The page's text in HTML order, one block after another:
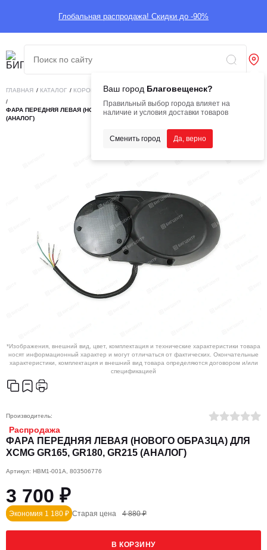
Глобальная распродажа! Скидки до -90%
Ваш город Благовещенск?
Правильный выбор города влияет на
наличие и условия доставки товаров
Сменить город Да, верно
ГЛАВНАЯ / КАТАЛОГ / КОРОБКА
/
ФАРА ПЕРЕДНЯЯ ЛЕВАЯ (НОВОГО ОБРАЗЦА) ДЛЯ XCMG GR165, GR180, GR215
(АНАЛОГ)
*Изображения, внешний вид, цвет, комплектация и технические характеристики товара
носят информационный характер и могут отличаться от фактических. Окончательные
характеристики, комплектация и внешний вид товара определяются договором и/или
спецификацией
Производитель:
Распродажа
ФАРА ПЕРЕДНЯЯ ЛЕВАЯ (НОВОГО ОБРАЗЦА) ДЛЯ
XCMG GR165, GR180, GR215 (АНАЛОГ)
Артикул: HBM1-001A, 803506776
3 700 ₽
Экономия 1 180 ₽ Старая цена 4 880 ₽
В КОРЗИНУ